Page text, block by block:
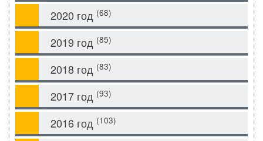
2020 год (68)
2019 год (85)
2018 год (83)
2017 год (93)
2016 год (103)